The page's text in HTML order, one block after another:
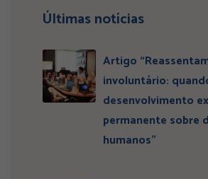
Últimas notícias
Artigo
involuntário:
desenvolvimento
permanente sobre
humanos”